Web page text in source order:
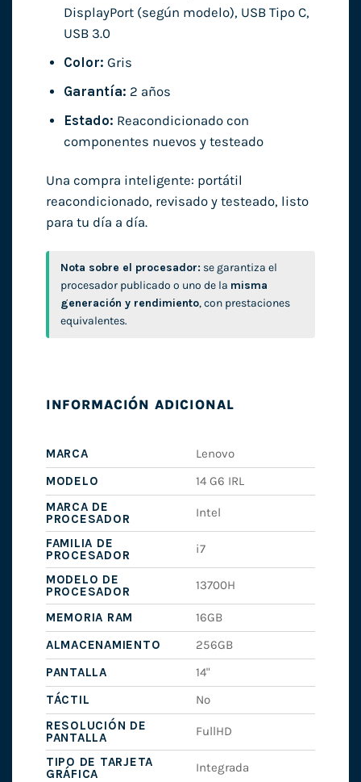
DisplayPort (según modelo), USB Tipo C,
USB 3.0
Color: Gris
Garantía: 2 años
Estado: Reacondicionado con
componentes nuevos y testeado
Una compra inteligente: portátil
reacondicionado, revisado y testeado, listo
para tu día a día.
Nota sobre el procesador: se garantiza el
procesador publicado o uno de la misma
generación y rendimiento, con prestaciones
equivalentes.
INFORMACIÓN ADICIONAL
MARCA
Lenovo
MODELO
14 G6 IRL
MARCA DE
PROCESADOR
Intel
FAMILIA DE
PROCESADOR
i7
MODELO DE
PROCESADOR
13700H
MEMORIA RAM
16GB
ALMACENAMIENTO
256GB
PANTALLA
14"
TÁCTIL
No
RESOLUCIÓN DE
PANTALLA
FullHD
TIPO DE TARJETA
GRÁFICA
Integrada